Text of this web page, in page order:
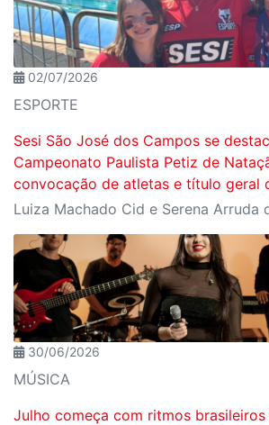
02/07/2026
ESPORTE
Sesi São José dos Campos se
Campeonato Paulista Petiz de
convocação de atletas e título geral
30/06/2026
MÚSICA
Julho começa com ritmos brasileiros